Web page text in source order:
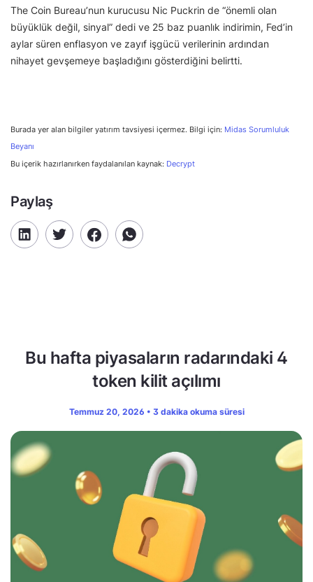
The Coin Bureau’nun kurucusu Nic Puckrin de “önemli olan
büyüklük değil, sinyal” dedi ve 25 baz puanlık indirimin, Fed’in
aylar süren enflasyon ve zayıf işgücü verilerinin ardından
nihayet gevşemeye başladığını gösterdiğini belirtti.
Burada yer alan bilgiler yatırım tavsiyesi içermez. Bilgi için: Midas Sorumluluk
Beyanı
Bu içerik hazırlanırken faydalanılan kaynak: Decrypt
Paylaş
Bu hafta piyasaların radarındaki 4
token kilit açılımı
Temmuz 20, 2026 • 3 dakika okuma süresi